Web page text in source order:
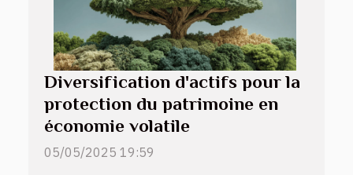
Diversification d'actifs pour la
protection du patrimoine en
économie volatile
05/05/2025 19:59